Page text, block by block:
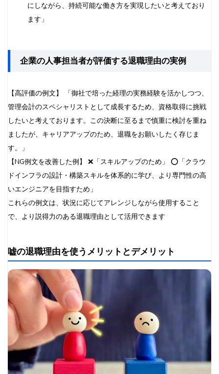
にしながら、持続可能な働き方を実現したいと考えており
ます」
企業の人事担当者が評価する退職理由の実例
【高評価の例文】 「御社で培った経理の実務経験を活かしつつ、
管理会計のスペシャリストとして成長するため、資格取得に挑戦
したいと考えております。この決断に至るまで慎重に検討を重ね
ましたが、キャリアアップのため、退職をお願いしたく存じま
す。」
【NG例文を改善した例】 ❌「スキルアップのため」 ⭕「クラウ
ドインフラの設計・構築スキルを体系的に学び、より専門性の高
いエンジニアを目指すため」
これらの例文は、状況に応じてアレンジしながら使用すること
で、より説得力のある退職理由として活用できます
嘘の退職理由を使うメリットとデメリット